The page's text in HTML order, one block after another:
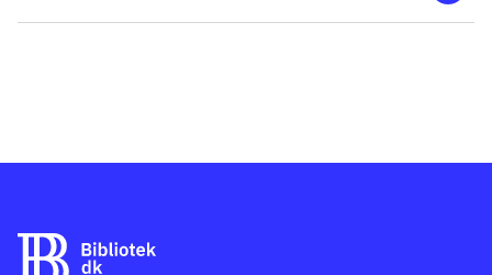
Lydsiden er filmisk, og især
historien og bipersonerne er
troværdige.